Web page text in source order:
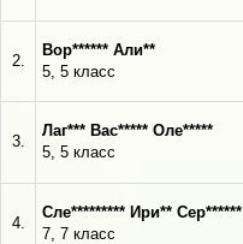
2.
Вор****** Али**
5, 5 класс
3.
Лаг*** Вас***** Оле*****
5, 5 класс
4.
Сле********* Ири** Сер******
7, 7 класс